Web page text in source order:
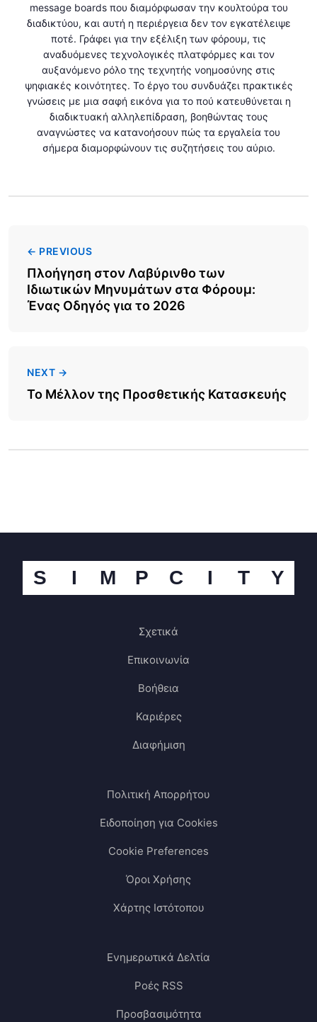
message boards που διαμόρφωσαν την κουλτούρα του
διαδικτύου, και αυτή η περιέργεια δεν τον εγκατέλειψε
ποτέ. Γράφει για την εξέλιξη των φόρουμ, τις
αναδυόμενες τεχνολογικές πλατφόρμες και τον
αυξανόμενο ρόλο της τεχνητής νοημοσύνης στις
ψηφιακές κοινότητες. Το έργο του συνδυάζει πρακτικές
γνώσεις με μια σαφή εικόνα για το πού κατευθύνεται η
διαδικτυακή αλληλεπίδραση, βοηθώντας τους
αναγνώστες να κατανοήσουν πώς τα εργαλεία του
σήμερα διαμορφώνουν τις συζητήσεις του αύριο.
← PREVIOUS
Πλοήγηση στον Λαβύρινθο των
Ιδιωτικών Μηνυμάτων στα Φόρουμ:
Ένας Οδηγός για το 2026
NEXT →
Το Μέλλον της Προσθετικής Κατασκευής
S I M P C I T Y
Σχετικά
Επικοινωνία
Βοήθεια
Καριέρες
Διαφήμιση
Πολιτική Απορρήτου
Ειδοποίηση για Cookies
Cookie Preferences
Όροι Χρήσης
Χάρτης Ιστότοπου
Ενημερωτικά Δελτία
Ροές RSS
Προσβασιμότητα